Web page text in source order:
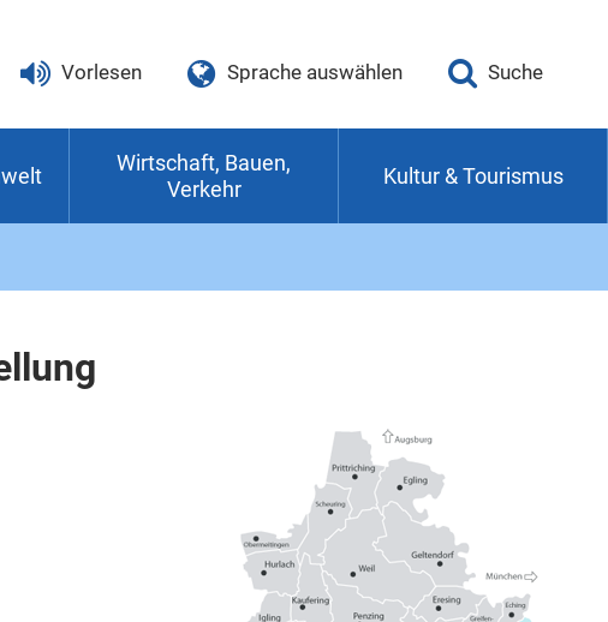
Vorlesen Sprache auswählen Suche
Wirtschaft, Bauen,
Verkehr
Kultur & Tourismus